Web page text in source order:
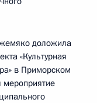
доложила
«Культурная
в Приморском
мероприятие